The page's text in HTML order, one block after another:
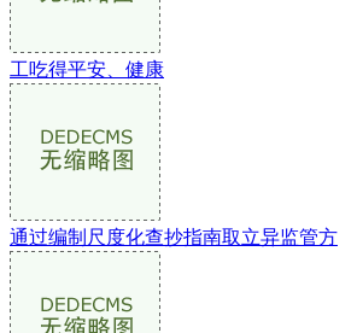
工吃得平安、健康
通过编制尺度化查抄指南取立异监管方